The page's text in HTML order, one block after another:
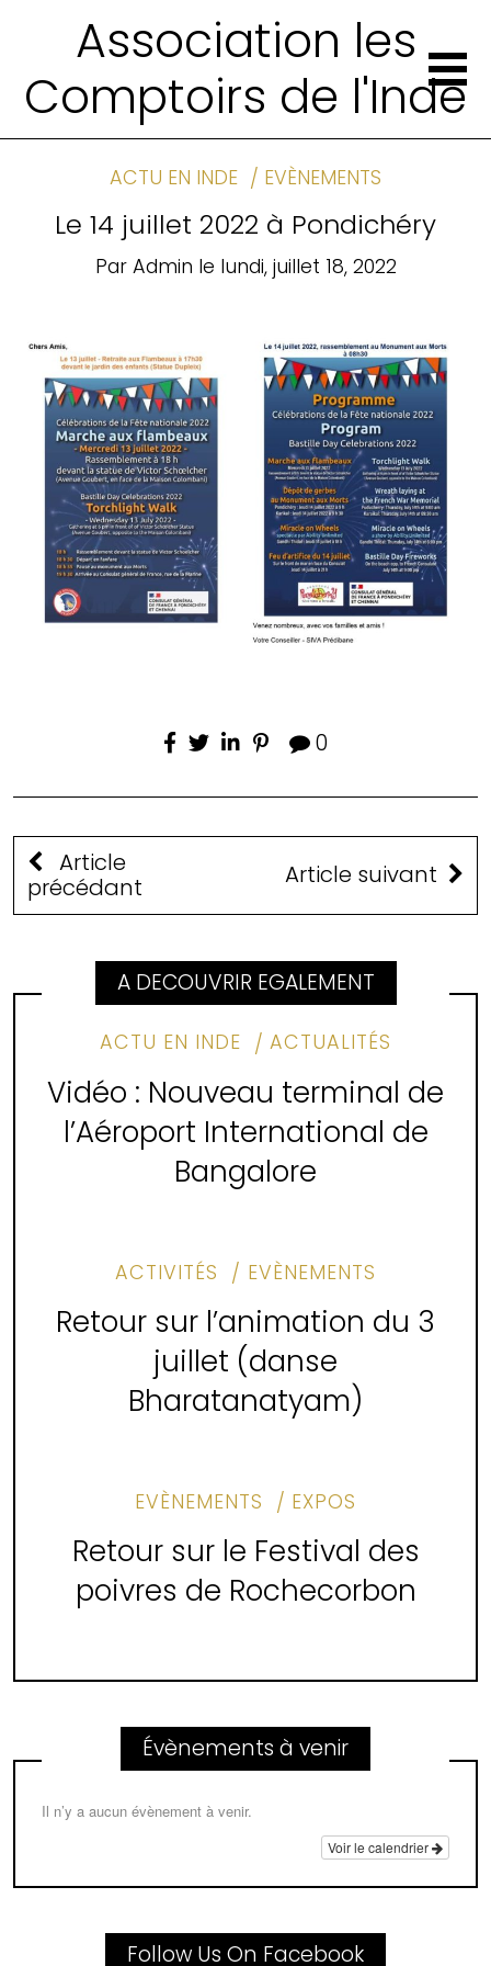
Association les
Comptoirs de l'Inde
ACTU EN INDE EVÈNEMENTS
Le 14 juillet 2022 à Pondichéry
Par Admin le lundi, juillet 18, 2022
0
Article
précédant
Article suivant
A DECOUVRIR EGALEMENT
ACTU EN INDE ACTUALITÉS
Vidéo : Nouveau terminal de
l’Aéroport International de
Bangalore
ACTIVITÉS EVÈNEMENTS
Retour sur l’animation du 3
juillet (danse
Bharatanatyam)
EVÈNEMENTS EXPOS
Retour sur le Festival des
poivres de Rochecorbon
Évènements à venir
Il n’y a aucun évènement à venir.
Voir le calendrier
Follow Us On Facebook